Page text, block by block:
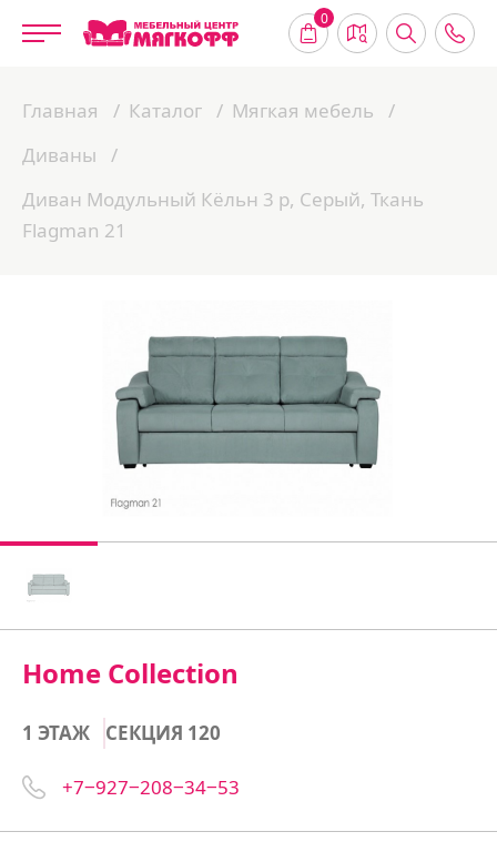
0
Главная Каталог
Мягкая мебель
Диваны
Диван Модульный Кёльн 3 р, Серый, Ткань
Flagman 21
Home Collection
1 ЭТАЖ СЕКЦИЯ 120
+7‒927‒208‒34‒53